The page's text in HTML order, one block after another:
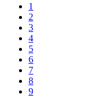
1
2
3
4
5
6
7
8
9